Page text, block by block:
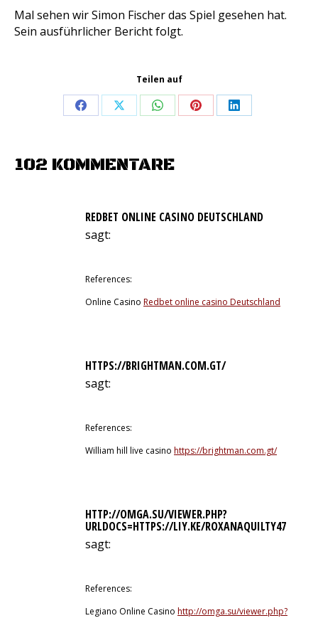
Mal sehen wir Simon Fischer das Spiel gesehen hat.
Sein ausführlicher Bericht folgt.
Teilen auf
Share
Facebook
Share
X
Share
WhatsApp
Share Share
102 KOMMENTARE
REDBET ONLINE CASINO DEUTSCHLAND
sagt:
References:
Online Casino Redbet online casino Deutschland
HTTPS://BRIGHTMAN.COM.GT/
sagt:
References:
William hill live casino https://brightman.com.gt/
HTTP://OMGA.SU/VIEWER.PHP?
URLDOCS=HTTPS://LIY.KE/ROXANAQUILTY47
sagt:
References:
Legiano Online Casino http://omga.su/viewer.php?